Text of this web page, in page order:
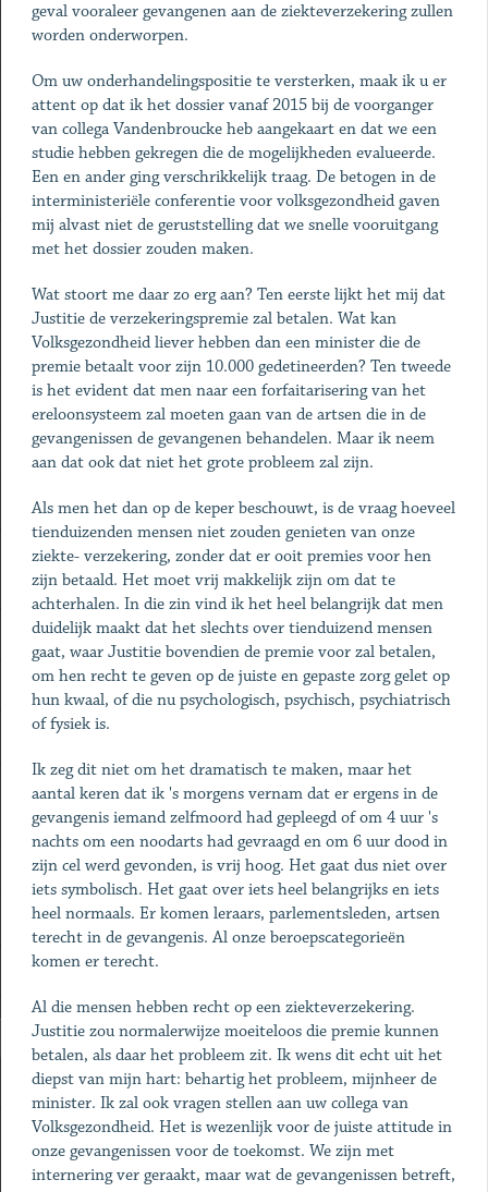
geval vooraleer gevangenen aan de ziekteverzekering zullen
worden onderworpen.
Om uw onderhandelingspositie te versterken, maak ik u er
attent op dat ik het dossier vanaf 2015 bij de voorganger
van collega Vandenbroucke heb aangekaart en dat we een
studie hebben gekregen die de mogelijkheden evalueerde.
Een en ander ging verschrikkelijk traag. De betogen in de
interministeriële conferentie voor volksgezondheid gaven
mij alvast niet de geruststelling dat we snelle vooruitgang
met het dossier zouden maken.
Wat stoort me daar zo erg aan? Ten eerste lijkt het mij dat
Justitie de verzekeringspremie zal betalen. Wat kan
Volksgezondheid liever hebben dan een minister die de
premie betaalt voor zijn 10.000 gedetineerden? Ten tweede
is het evident dat men naar een forfaitarisering van het
ereloonsysteem zal moeten gaan van de artsen die in de
gevangenissen de gevangenen behandelen. Maar ik neem
aan dat ook dat niet het grote probleem zal zijn.
Als men het dan op de keper beschouwt, is de vraag hoeveel
tienduizenden mensen niet zouden genieten van onze
ziekte- verzekering, zonder dat er ooit premies voor hen
zijn betaald. Het moet vrij makkelijk zijn om dat te
achterhalen. In die zin vind ik het heel belangrijk dat men
duidelijk maakt dat het slechts over tienduizend mensen
gaat, waar Justitie bovendien de premie voor zal betalen,
om hen recht te geven op de juiste en gepaste zorg gelet op
hun kwaal, of die nu psychologisch, psychisch, psychiatrisch
of fysiek is.
Ik zeg dit niet om het dramatisch te maken, maar het
aantal keren dat ik 's morgens vernam dat er ergens in de
gevangenis iemand zelfmoord had gepleegd of om 4 uur 's
nachts om een noodarts had gevraagd en om 6 uur dood in
zijn cel werd gevonden, is vrij hoog. Het gaat dus niet over
iets symbolisch. Het gaat over iets heel belangrijks en iets
heel normaals. Er komen leraars, parlementsleden, artsen
terecht in de gevangenis. Al onze beroepscategorieën
komen er terecht.
Al die mensen hebben recht op een ziekteverzekering.
Justitie zou normalerwijze moeiteloos die premie kunnen
betalen, als daar het probleem zit. Ik wens dit echt uit het
diepst van mijn hart: behartig het probleem, mijnheer de
minister. Ik zal ook vragen stellen aan uw collega van
Volksgezondheid. Het is wezenlijk voor de juiste attitude in
onze gevangenissen voor de toekomst. We zijn met
internering ver geraakt, maar wat de gevangenissen betreft,